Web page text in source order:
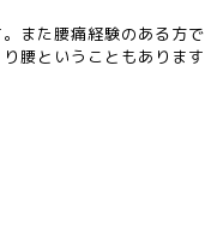
また腰痛経験のある方
腰ということもありま